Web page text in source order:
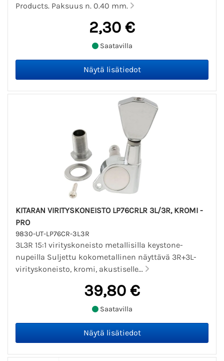
Products. Paksuus n. 0.40 mm.
2,30 €
Saatavilla
KITARAN VIRITYSKONEISTO LP76CRLR 3L/3R, KROMI -
PRO
9830-UT-LP76CR-3L3R
3L3R 15:1 virityskoneisto metallisilla keystone-
nupeilla Suljettu kokometallinen näyttävä 3R+3L-
virityskoneisto, kromi, akustiselle...
39,80 €
Saatavilla